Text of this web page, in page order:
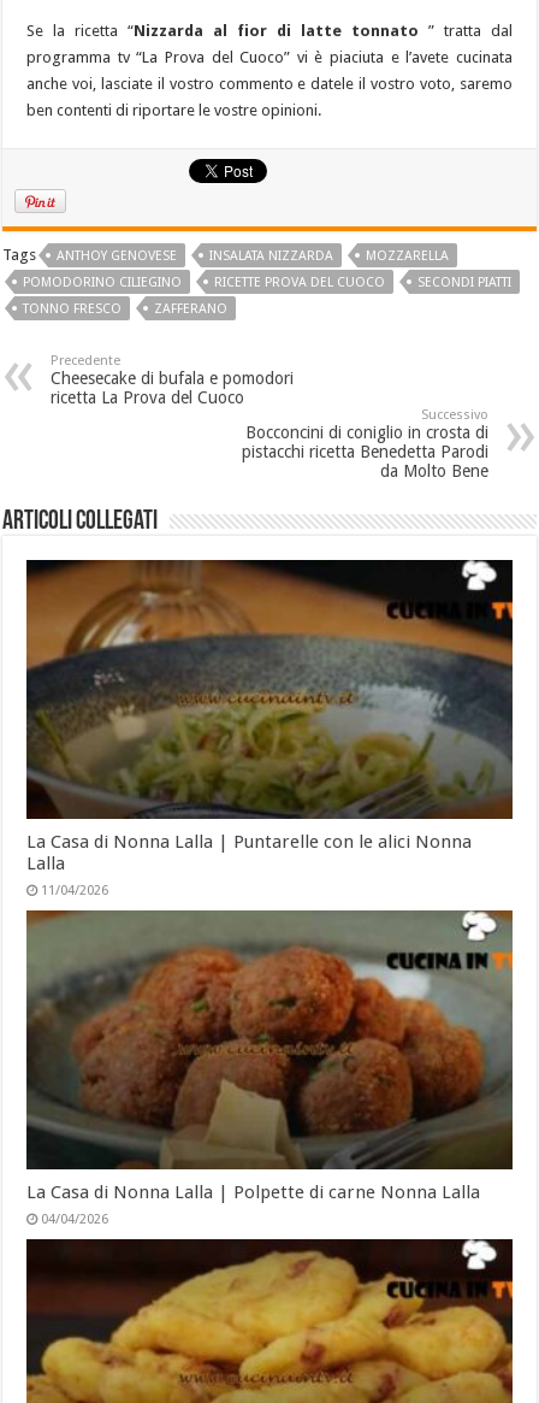
Se la ricetta “Nizzarda al fior di latte tonnato ” tratta dal
programma tv “La Prova del Cuoco” vi è piaciuta e l’avete cucinata
anche voi, lasciate il vostro commento e datele il vostro voto, saremo
ben contenti di riportare le vostre opinioni.
Tags ANTHOY GENOVESE INSALATA NIZZARDA
MOZZARELLA
POMODORINO CILIEGINO
RICETTE PROVA DEL CUOCO
SECONDI PIATTI
TONNO FRESCO
ZAFFERANO
Precedente
Cheesecake di bufala e pomodori
ricetta La Prova del Cuoco
Successivo
Bocconcini di coniglio in crosta di
pistacchi ricetta Benedetta Parodi
da Molto Bene
Articoli collegati
La Casa di Nonna Lalla | Puntarelle con le alici Nonna
Lalla
11/04/2026
La Casa di Nonna Lalla | Polpette di carne Nonna Lalla
04/04/2026